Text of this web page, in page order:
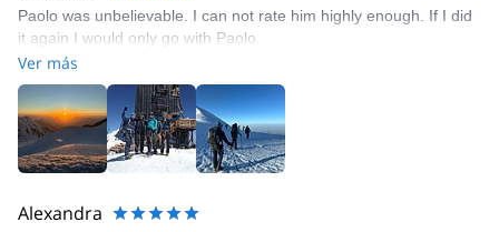
Paolo was unbelievable. I can not rate him highly enough. If I did
it again I would only go with Paolo.
Ver más
Alexandra